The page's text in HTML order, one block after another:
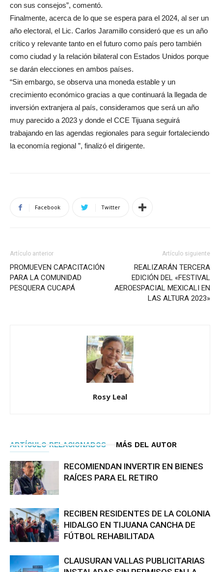
con sus consejos”, comentó.
Finalmente, acerca de lo que se espera para el 2024, al ser un
año electoral, el Lic. Carlos Jaramillo consideró que es un año
crítico y relevante tanto en el futuro como país pero también
como ciudad y la relación bilateral con Estados Unidos porque
se darán elecciones en ambos países.
“Sin embargo, se observa una moneda estable y un
crecimiento económico gracias a que continuará la llegada de
inversión extranjera al país, consideramos que será un año
muy parecido a 2023 y donde el CCE Tijuana seguirá
trabajando en las agendas regionales para seguir fortaleciendo
la economía regional ”, finalizó el dirigente.
Facebook Twitter
Artículo anterior
PROMUEVEN CAPACITACIÓN
PARA LA COMUNIDAD
PESQUERA CUCAPÁ
Artículo siguiente
REALIZARÁN TERCERA
EDICIÓN DEL «FESTIVAL
AEROESPACIAL MEXICALI EN
LAS ALTURA 2023»
Rosy Leal
ARTÍCULO RELACIONADOS MÁS DEL AUTOR
RECOMIENDAN INVERTIR EN BIENES
RAÍCES PARA EL RETIRO
RECIBEN RESIDENTES DE LA COLONIA
HIDALGO EN TIJUANA CANCHA DE
FÚTBOL REHABILITADA
CLAUSURAN VALLAS PUBLICITARIAS